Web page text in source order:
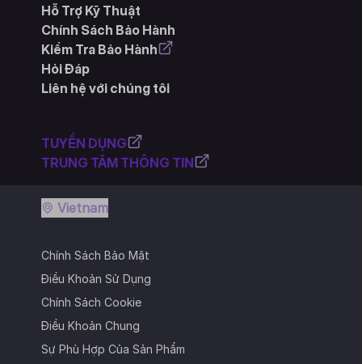
Hỗ Trợ Kỹ Thuật
Chính Sách Bảo Hành
Kiểm Tra Bảo Hành
Hỏi Đáp
Liên hệ với chúng tôi
TUYỂN DỤNG
TRUNG TÂM THÔNG TIN
Chính Sách Bảo Mật
Điều Khoản Sử Dụng
Chính Sách Cookie
Điều Khoản Chung
Sự Phù Hợp Của Sản Phẩm
Vietnam